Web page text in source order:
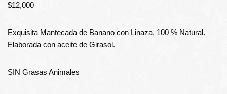
$12,000
Exquisita Mantecada de Banano con Linaza, 100 % Natural.
Elaborada con aceite de Girasol.
SIN Grasas Animales